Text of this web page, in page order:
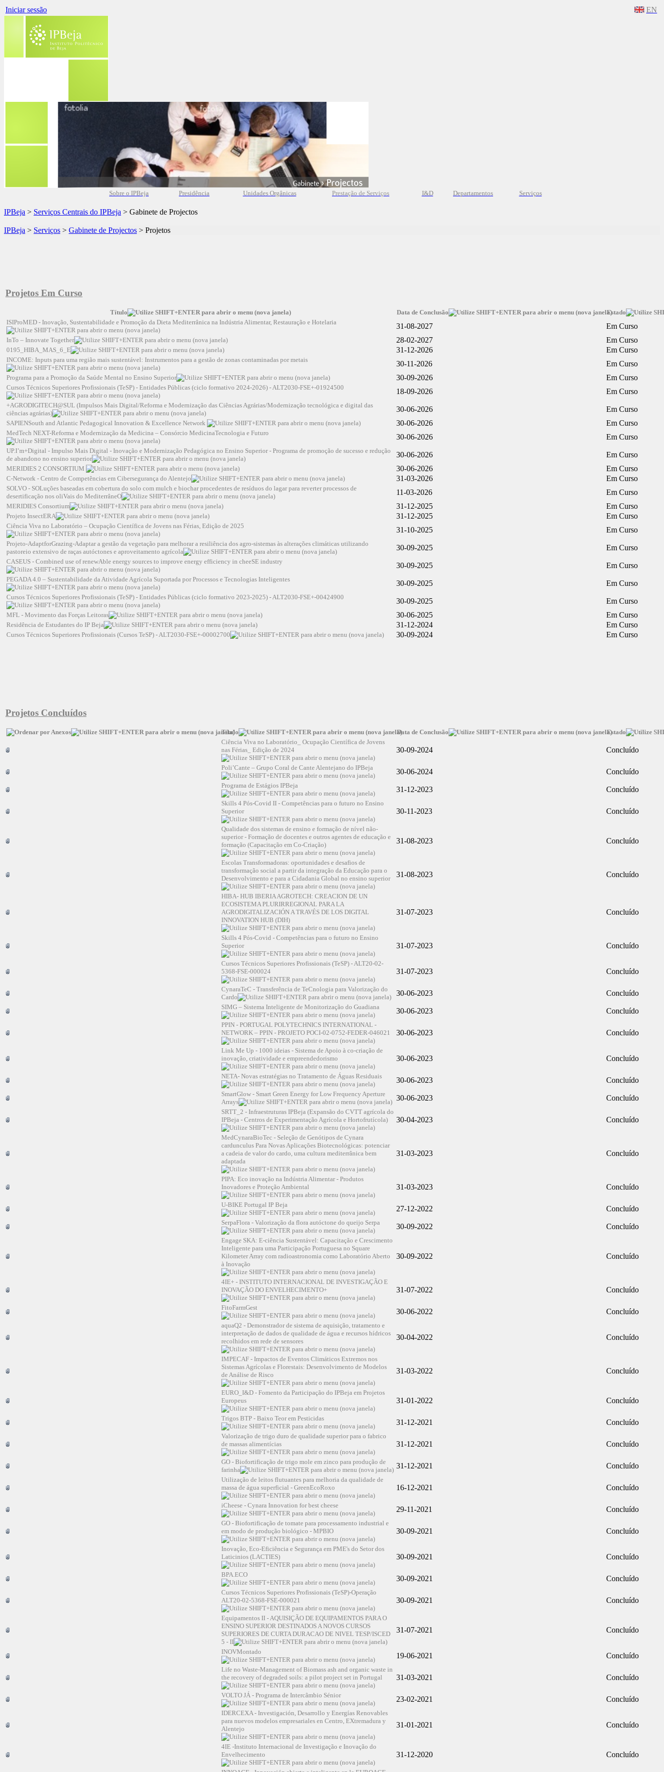
Iniciar sessão EN
Sobre o IPBeja Presidência Unidades Orgânicas Prestação de Serviços I&D Departamentos Serviços
IPBeja > Serviços Centrais do IPBeja > Gabinete de Projectos
IPBeja > Serviços > Gabinete de Projectos > Projetos
Projetos Em Curso
Título Data de Conclusão
Estado
ISIProMED - Inovação, Sustentabilidade e Promoção da Dieta Mediterrânica na Indústria Alimentar, Restauração e Hotelaria
31-08-2027 Em Curso
InTo – Innovate Together 28-02-2027 Em Curso
0195_HIBA_MAS_6_E 31-12-2026 Em Curso
INCOME: Inputs para uma região mais sustentável: Instrumentos para a gestão de zonas contaminadas por metais 30-11-2026 Em Curso
Programa para a Promoção da Saúde Mental no Ensino Superior 30-09-2026 Em Curso
Cursos Técnicos Superiores Profissionais (TeSP) - Entidades Públicas (ciclo formativo 2024-2026) - ALT2030-FSE+-01924500 18-09-2026 Em Curso
+AGRODIGITECH@SUL (Impulsos Mais Digital/Reforma e Modernização das Ciências Agrárias/Modernização tecnológica e digital das
ciências agrárias)
30-06-2026 Em Curso
SAPIENSouth and Atlantic Pedagogical Innovation & Excellence Network 30-06-2026 Em Curso
MedTech NEXT-Reforma e Modernização da Medicina – Consórcio MedicinaTecnologia e Futuro 30-06-2026 Em Curso
UP.I’m+Digital - Impulso Mais Digital - Inovação e Modernização Pedagógica no Ensino Superior - Programa de promoção de sucesso e redução
de abandono no ensino superior
30-06-2026 Em Curso
MERIDIES 2 CONSORTIUM 30-06-2026 Em Curso
C-Network - Centro de Competências em Cibersegurança do Alentejo 31-03-2026 Em Curso
SOLVO - SOLuções baseadas em cobertura do solo com mulch e biochar procedentes de resíduos do lagar para reverter processos de
desertificação nos oliVais do MediterrâneO
11-03-2026 Em Curso
MERIDIES Consortium 31-12-2025 Em Curso
Projeto InsectERA 31-12-2025 Em Curso
Ciência Viva no Laboratório – Ocupação Científica de Jovens nas Férias, Edição de 2025 31-10-2025 Em Curso
Projeto-AdaptforGrazing-Adaptar a gestão da vegetação para melhorar a resiliência dos agro-sistemas às alterações climáticas utilizando
pastoreio extensivo de raças autóctones e aproveitamento agrícola
30-09-2025 Em Curso
CASEUS - Combined use of renewAble energy sources to improve energy efficiency in cheeSE industry 30-09-2025 Em Curso
PEGADA 4.0 – Sustentabilidade da Atividade Agrícola Suportada por Processos e Tecnologias Inteligentes 30-09-2025 Em Curso
Cursos Técnicos Superiores Profissionais (TeSP) - Entidades Públicas (ciclo formativo 2023-2025) - ALT2030-FSE+-00424900 30-09-2025 Em Curso
MFL - Movimento das Forças Leitoras 30-06-2025 Em Curso
Residência de Estudantes do IP Beja 31-12-2024 Em Curso
Cursos Técnicos Superiores Profissionais (Cursos TeSP) - ALT2030-FSE+-00002700 30-09-2024 Em Curso
Projetos Concluídos
Título Data de Conclusão
Estado
Ciência Viva no Laboratório_ Ocupação Científica de Jovens
nas Férias_ Edição de 2024
30-09-2024 Concluído
Poli’Cante – Grupo Coral de Cante Alentejano do IPBeja 30-06-2024 Concluído
Programa de Estágios IPBeja 31-12-2023 Concluído
Skills 4 Pós-Covid II - Competências para o futuro no Ensino
Superior
30-11-2023 Concluído
Qualidade dos sistemas de ensino e formação de nível não-
superior - Formação de docentes e outros agentes de educação e
formação (Capacitação em Co-Criação)
31-08-2023 Concluído
Escolas Transformadoras: oportunidades e desafios de
transformação social a partir da integração da Educação para o
Desenvolvimento e para a Cidadania Global no ensino superior
31-08-2023 Concluído
HIBA- HUB IBERIA AGROTECH: CREACION DE UN
ECOSISTEMA PLURIRREGIONAL PARA LA
AGRODIGITALIZACIÓN A TRAVÉS DE LOS DIGITAL
INNOVATION HUB (DIH)
31-07-2023 Concluído
Skills 4 Pós-Covid - Competências para o futuro no Ensino
Superior
31-07-2023 Concluído
Cursos Técnicos Superiores Profissionais (TeSP) - ALT20-02-
5368-FSE-000024
31-07-2023 Concluído
CynaraTeC - Transferência de TeCnologia para Valorização do
Cardo
30-06-2023 Concluído
SIMG – Sistema Inteligente de Monitorização do Guadiana 30-06-2023 Concluído
PPIN - PORTUGAL POLYTECHNICS INTERNATIONAL -
NETWORK – PPIN - PROJETO POCI-02-0752-FEDER-046021
30-06-2023 Concluído
Link Me Up - 1000 ideias - Sistema de Apoio à co-criação de
inovação, criatividade e empreendedorismo
30-06-2023 Concluído
NETA- Novas estratégias no Tratamento de Águas Residuais 30-06-2023 Concluído
SmartGlow - Smart Green Energy for Low Frequency Aperture
Arrays
30-06-2023 Concluído
SRTT_2 - Infraestruturas IPBeja (Expansão do CVTT agrícola do
IPBeja - Centros de Experimentação Agrícola e Hortofrutícola)
30-04-2023 Concluído
MedCynaraBioTec - Seleção de Genótipos de Cynara
cardunculus Para Novas Aplicações Biotecnológicas: potenciar
a cadeia de valor do cardo, uma cultura mediterrânica bem
adaptada
31-03-2023 Concluído
PIPA: Eco inovação na Indústria Alimentar - Produtos
Inovadores e Proteção Ambiental
31-03-2023 Concluído
U-BIKE Portugal IP Beja 27-12-2022 Concluído
SerpaFlora - Valorização da flora autóctone do queijo Serpa 30-09-2022 Concluído
Engage SKA: E-ciência Sustentável: Capacitação e Crescimento
Inteligente para uma Participação Portuguesa no Square
Kilometer Array com radioastronomia como Laboratório Aberto
à Inovação
30-09-2022 Concluído
4IE+ - INSTITUTO INTERNACIONAL DE INVESTIGAÇÃO E
INOVAÇÃO DO ENVELHECIMENTO+
31-07-2022 Concluído
FitoFarmGest 30-06-2022 Concluído
aquaQ2 - Demonstrador de sistema de aquisição, tratamento e
interpretação de dados de qualidade de água e recursos hídricos
recolhidos em rede de sensores
30-04-2022 Concluído
IMPECAF - Impactos de Eventos Climáticos Extremos nos
Sistemas Agrícolas e Florestais: Desenvolvimento de Modelos
de Análise de Risco
31-03-2022 Concluído
EURO_I&D - Fomento da Participação do IPBeja em Projetos
Europeus
31-01-2022 Concluído
Trigos BTP - Baixo Teor em Pesticidas 31-12-2021 Concluído
Valorização de trigo duro de qualidade superior para o fabrico
de massas alimentícias
31-12-2021 Concluído
GO - Biofortificação de trigo mole em zinco para produção de
farinha
31-12-2021 Concluído
Utilização de leitos flutuantes para melhoria da qualidade de
massa de água superficial - GreenEcoRoxo
16-12-2021 Concluído
iCheese - Cynara Innovation for best cheese 29-11-2021 Concluído
GO - Biofortificação de tomate para processamento industrial e
em modo de produção biológico - MPBIO
30-09-2021 Concluído
Inovação, Eco-Eficiência e Segurança em PME's do Setor dos
Laticinios (LACTIES)
30-09-2021 Concluído
BPA.ECO 30-09-2021 Concluído
Cursos Técnicos Superiores Profissionais (TeSP)-Operação
ALT20-02-5368-FSE-000021
30-09-2021 Concluído
Equipamentos II - AQUISIÇÃO DE EQUIPAMENTOS PARA O
ENSINO SUPERIOR DESTINADOS A NOVOS CURSOS
SUPERIORES DE CURTA DURACAO DE NIVEL TESP/ISCED
5 - II
31-07-2021 Concluído
INOVMontado 19-06-2021 Concluído
Life no Waste-Management of Biomass ash and organic waste in
the recovery of degraded soils: a pilot project set in Portugal
31-03-2021 Concluído
VOLTO JÁ - Programa de Intercâmbio Sénior 23-02-2021 Concluído
IDERCEXA - Investigación, Desarrollo y Energías Renovables
para nuevos modelos empresariales en Centro, EXtremadura y
Alentejo
31-01-2021 Concluído
4IE -Instituto Internacional de Investigação e Inovação do
Envelhecimento
31-12-2020 Concluído